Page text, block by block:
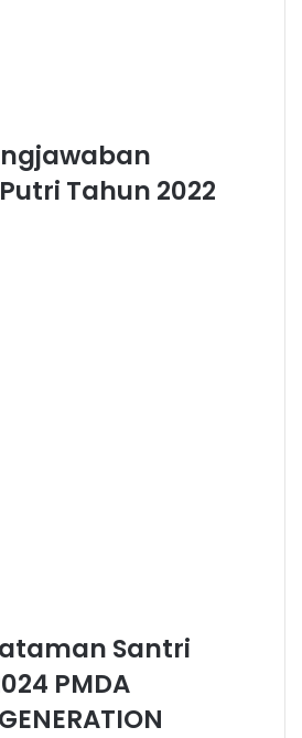
Tahun 2022
Santri
PMDA